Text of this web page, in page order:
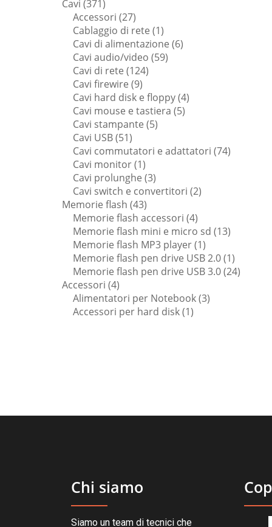
Cavi 371371
prodotti
Accessori 2727
prodotti
Cablaggio di rete 11
prodotto
Cavi di alimentazione 66
Cavi audio/video 5959
Cavi di rete 124124
Cavi firewire 99
prodotti
Cavi hard disk e floppy 44
Cavi mouse e tastiera 55
Cavi stampante 55
Cavi USB 5151
prodotti
Cavi commutatori e adattatori 7474
Cavi monitor 11
prodotto
Cavi prolunghe 33
prodotti
Cavi switch e convertitori 22
Memorie flash 4343
prodotti
Memorie flash accessori 44
prodotti
Memorie flash mini e micro sd 1313
Memorie flash MP3 player 11
prodotto
Memorie flash pen drive USB 2.0 11
prodotto
Memorie flash pen drive USB 3.0 2424
Accessori 44
prodotti
Alimentatori per Notebook 33
Accessori per hard disk 11
Chi siamo
Siamo un team di tecnici che